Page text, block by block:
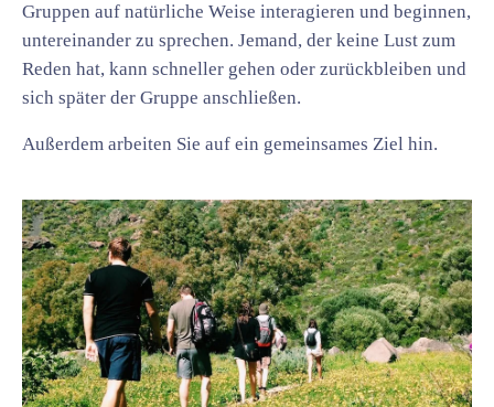
Gruppen auf natürliche Weise interagieren und beginnen,
untereinander zu sprechen. Jemand, der keine Lust zum
Reden hat, kann schneller gehen oder zurückbleiben und
sich später der Gruppe anschließen.
Außerdem arbeiten Sie auf ein gemeinsames Ziel hin.